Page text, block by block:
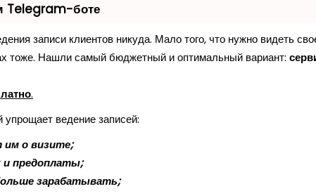
Telegram-боте
записи клиентов никуда. Мало того, что нужно видеть
тоже. Нашли самый бюджетный и оптимальный вариант:
.
ведение записей:
им о визите;
и предоплаты;
зарабатывать;